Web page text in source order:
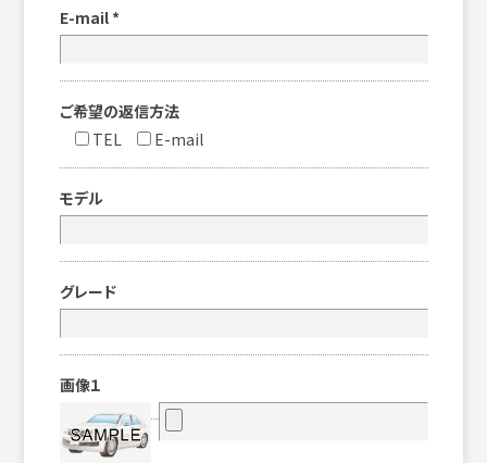
E-mail *
ご希望の返信方法
TEL
E-mail
モデル
グレード
画像１